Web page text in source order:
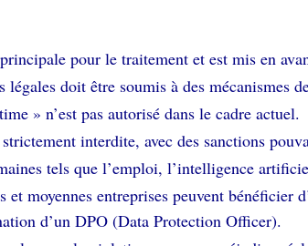
pour le traitement et est mis en
légales doit être soumis à des mécanismes
» n’est pas autorisé dans le cadre actuel.
interdite, avec des sanctions
tels que l’emploi, l’intelligence
moyennes entreprises peuvent bénéficier
d’un DPO (Data Protection Officer).